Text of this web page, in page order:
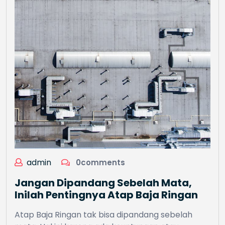
admin 0comments
Jangan Dipandang Sebelah Mata,
Inilah Pentingnya Atap Baja Ringan
Atap Baja Ringan tak bisa dipandang sebelah